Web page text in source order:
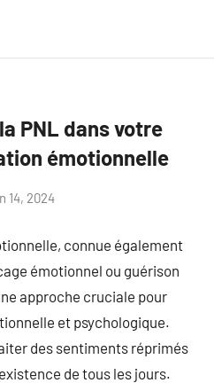
PNL dans votre
émotionnelle
14, 2024
connue également
émotionnel ou guérison
approche cruciale pour
et psychologique.
des sentiments réprimés
de tous les jours.